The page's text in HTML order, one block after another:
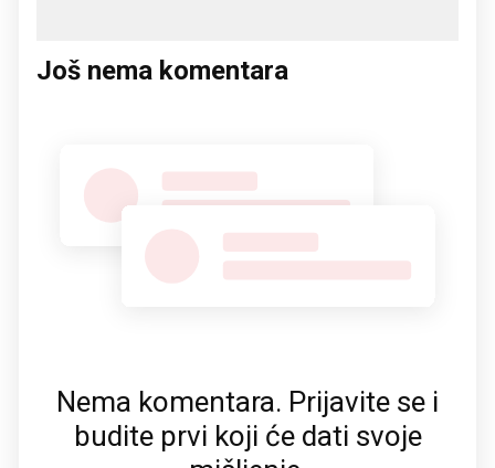
Još nema komentara
Nema komentara. Prijavite se i
budite prvi koji će dati svoje